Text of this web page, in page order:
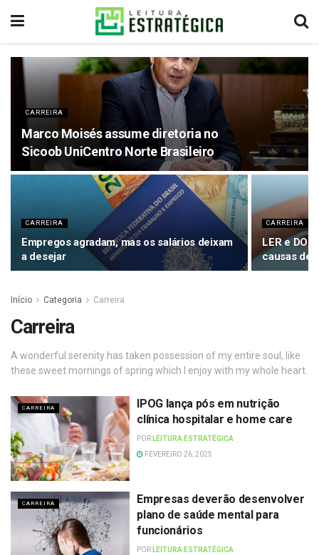
CARREIRA
Marco Moisés assume diretoria no
Sicoob UniCentro Norte Brasileiro
CARREIRA
Empregos agradam, mas os salários deixam
a desejar
CARREIRA
LER e
causas de
Início Categoria Carreira
Carreira
A wonderful serenity has taken possession of my entire soul, like
these sweet mornings of spring which I enjoy with my whole heart.
CARREIRA
IPOG lança pós em nutrição
clínica hospitalar e home care
POR LEITURA ESTRATÉGICA
FEVEREIRO 26, 2025
CARREIRA
Empresas deverão desenvolver
plano de saúde mental para
funcionários
POR LEITURA ESTRATÉGICA